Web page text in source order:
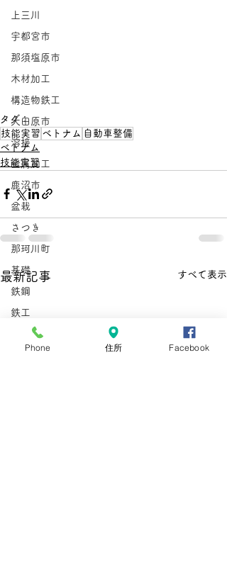
上三川
宇都宮市
那須塩原市
木材加工
構造物鉄工
大田原市
溶接
金属加工
鹿沼市
盆栽
さつき
那珂川町
基礎
鉄鋼
鉄工
非加熱水産加工
タグ：
技能実習 ベトナム 自動車整備
ベトナム
技能実習
最新記事 すべて表示
Phone 住所 Facebook